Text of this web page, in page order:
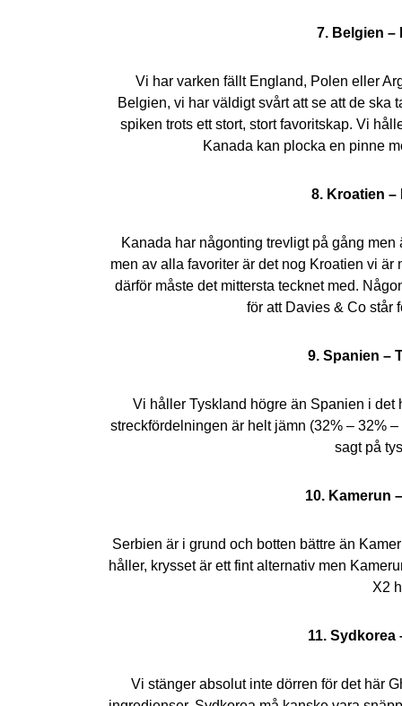
7. Belgien –
Vi har varken fällt England, Polen eller
Belgien, vi har väldigt svårt att se att de ska
spiken trots ett stort, stort favoritskap. Vi
Kanada kan plocka en pinne
8. Kroatien –
Kanada har någonting trevligt på gång
men av alla favoriter är det nog Kroatien vi
därför måste det mittersta tecknet med.
för att Davies & Co står
9. Spanien –
Vi håller Tyskland högre än Spanien i det
streckfördelningen är helt jämn (32% – 32%
sagt på
10. Kamerun
Serbien är i grund och botten bättre än
håller, krysset är ett fint alternativ men
X2
11. Sydkorea
Vi stänger absolut inte dörren för det här